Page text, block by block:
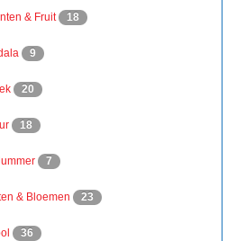
& Fruit 18
9
20
18
7
& Bloemen 23
36